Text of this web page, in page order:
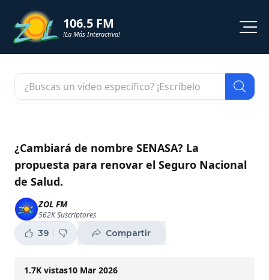
106.5 FM
!La Más Interactiva!
NOTICIAS
SHORTS
PODCAST
ZOL TV
¿Cambiará de nombre SENASA? La
propuesta para renovar el Seguro Nacional
de Salud.
ZOL FM
562KSuscriptores
39 Compartir
1.7K vistas10 Mar 2026